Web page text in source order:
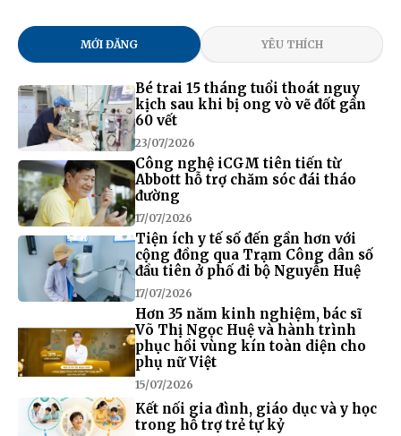
MỚI ĐĂNG YÊU THÍCH
Bé trai 15 tháng tuổi thoát nguy
kịch sau khi bị ong vò vẽ đốt gần
60 vết
23/07/2026
Công nghệ iCGM tiên tiến từ
Abbott hỗ trợ chăm sóc đái tháo
đường
17/07/2026
Tiện ích y tế số đến gần hơn với
cộng đồng qua Trạm Công dân số
đầu tiên ở phố đi bộ Nguyễn Huệ
17/07/2026
Hơn 35 năm kinh nghiệm, bác sĩ
Võ Thị Ngọc Huệ và hành trình
phục hồi vùng kín toàn diện cho
phụ nữ Việt
15/07/2026
Kết nối gia đình, giáo dục và y học
trong hỗ trợ trẻ tự kỷ